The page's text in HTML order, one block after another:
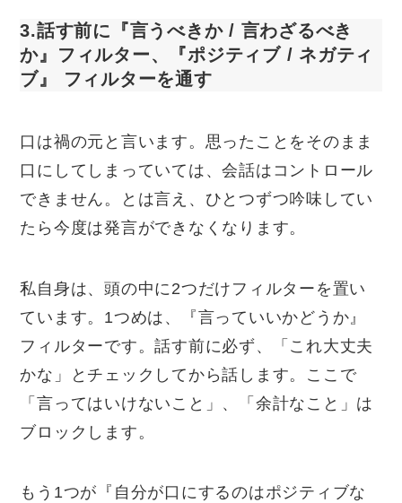
3.話す前に『言うべきか / 言わざるべき
か』フィルター、『ポジティブ / ネガティ
ブ』 フィルターを通す
口は禍の元と言います。思ったことをそのまま
口にしてしまっていては、会話はコントロール
できません。とは言え、ひとつずつ吟味してい
たら今度は発言ができなくなります。
私自身は、頭の中に2つだけフィルターを置い
ています。1つめは、『言っていいかどうか』
フィルターです。話す前に必ず、「これ大丈夫
かな」とチェックしてから話します。ここで
「言ってはいけないこと」、「余計なこと」は
ブロックします。
もう1つが『自分が口にするのはポジティブな